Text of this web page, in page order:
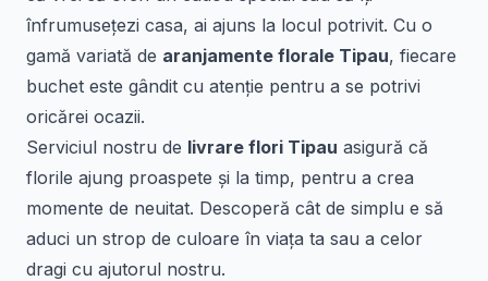
înfrumusețezi casa, ai ajuns la locul potrivit. Cu o
gamă variată de aranjamente florale Tipau, fiecare
buchet este gândit cu atenție pentru a se potrivi
oricărei ocazii.
Serviciul nostru de livrare flori Tipau asigură că
florile ajung proaspete și la timp, pentru a crea
momente de neuitat. Descoperă cât de simplu e să
aduci un strop de culoare în viața ta sau a celor
dragi cu ajutorul nostru.